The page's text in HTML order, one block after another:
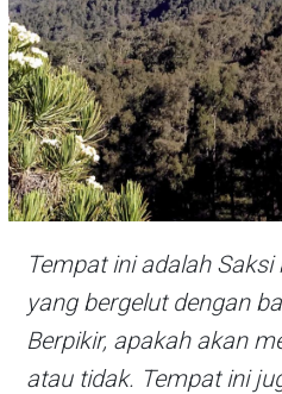
Tempat ini adalah
yang bergelut dengan
Berpikir, apakah akan
atau tidak. Tempat ini